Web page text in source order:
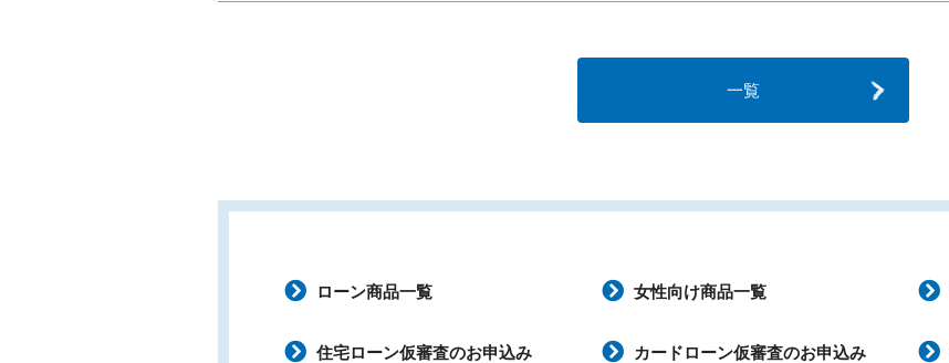
一覧
ローン商品一覧 女性向け商品一覧
住宅ローン仮審査のお申込み カードローン仮審査のお申込み